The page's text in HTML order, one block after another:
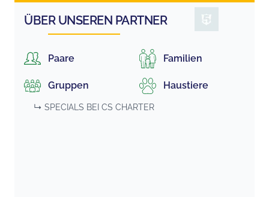
ÜBER UNSEREN PARTNER
Paare Familien
Gruppen Haustiere
↳ SPECIALS BEI CS CHARTER